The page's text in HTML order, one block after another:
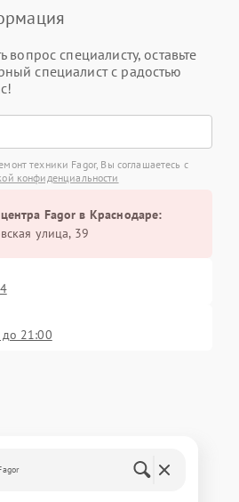
вопрос специалисту, оставьте
специалист с радостью
техники Fagor, Вы соглашаетесь с
конфиденциальности
Fagor в Краснодаре:
улица, 39
21:00